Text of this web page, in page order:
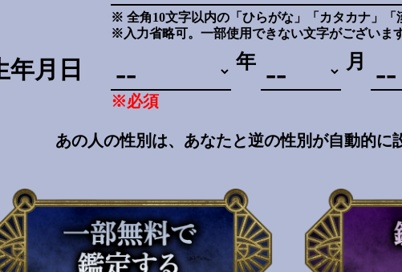
※ 全角10文字以内の「ひらがな」「カタカナ」「
※入力省略可。一部使用できない文字がございます
年月日 年 月
※必須
あの人の性別は、あなたと逆の性別が自動的に